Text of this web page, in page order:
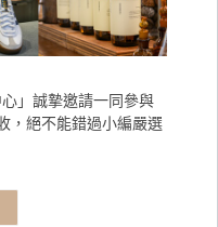
」誠摯邀請一同參與
，絕不能錯過小編嚴選